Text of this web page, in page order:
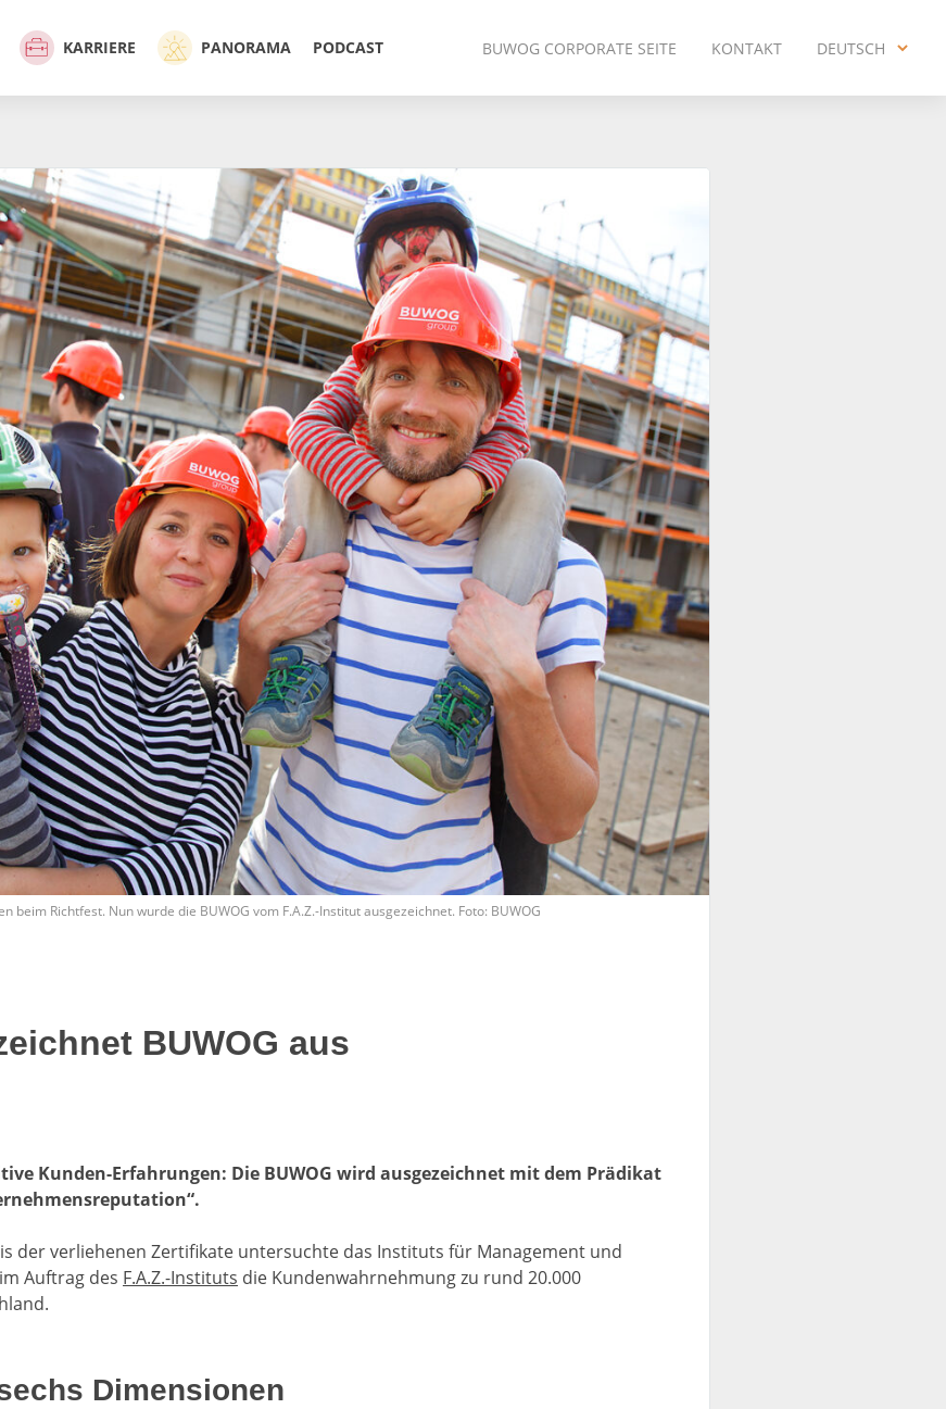
KARRIERE PANORAMA PODCAST BUWOG CORPORATE SEITE KONTAKT DEUTSCH
beim Richtfest. Nun wurde die BUWOG vom F.A.Z.-Institut ausgezeichnet. Foto: BUWOG
BUWOG aus
Kunden-Erfahrungen: Die BUWOG wird ausgezeichnet mit dem Prädikat
der verliehenen Zertifikate untersuchte das Instituts für Management und
Auftrag des F.A.Z.-Instituts die Kundenwahrnehmung zu rund 20.000
Dimensionen